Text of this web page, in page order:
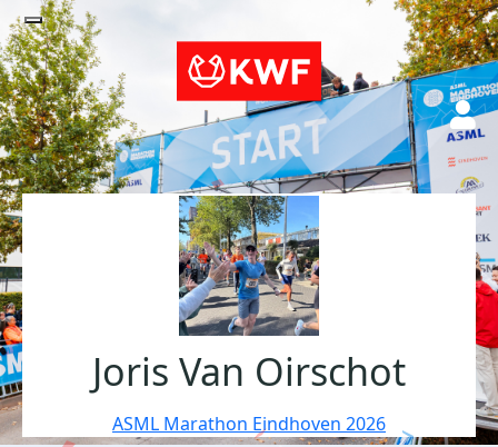
Joris Van Oirschot
ASML Marathon Eindhoven 2026